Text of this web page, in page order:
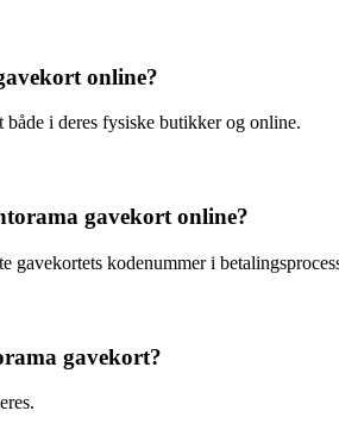
online?
både i deres fysiske butikker og online.
gavekort online?
gavekortets kodenummer i
gavekort?